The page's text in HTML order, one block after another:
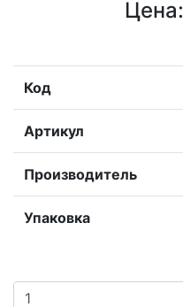
Цена:
Код
Артикул
Производитель
Упаковка